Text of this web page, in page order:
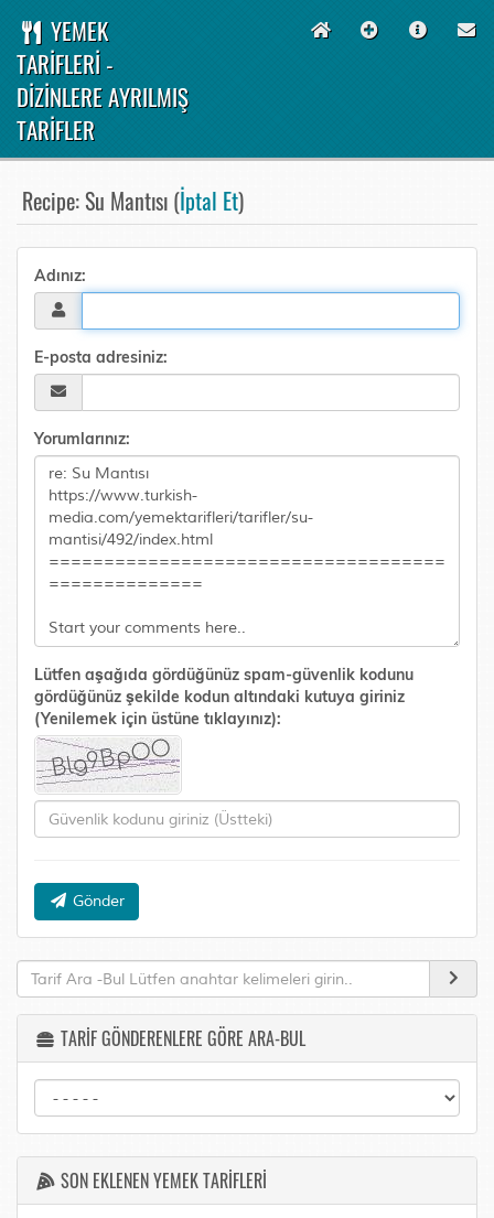
YEMEK
TARİFLERİ -
DİZİNLERE AYRILMIŞ
TARİFLER
Recipe: Su Mantısı (İptal Et)
Adınız:
E-posta adresiniz:
Yorumlarınız:
Lütfen aşağıda gördüğünüz spam-güvenlik kodunu
gördüğünüz şekilde kodun altındaki kutuya giriniz
(Yenilemek için üstüne tıklayınız):
Gönder
TARİF GÖNDERENLERE GÖRE ARA-BUL
SON EKLENEN YEMEK TARİFLERİ